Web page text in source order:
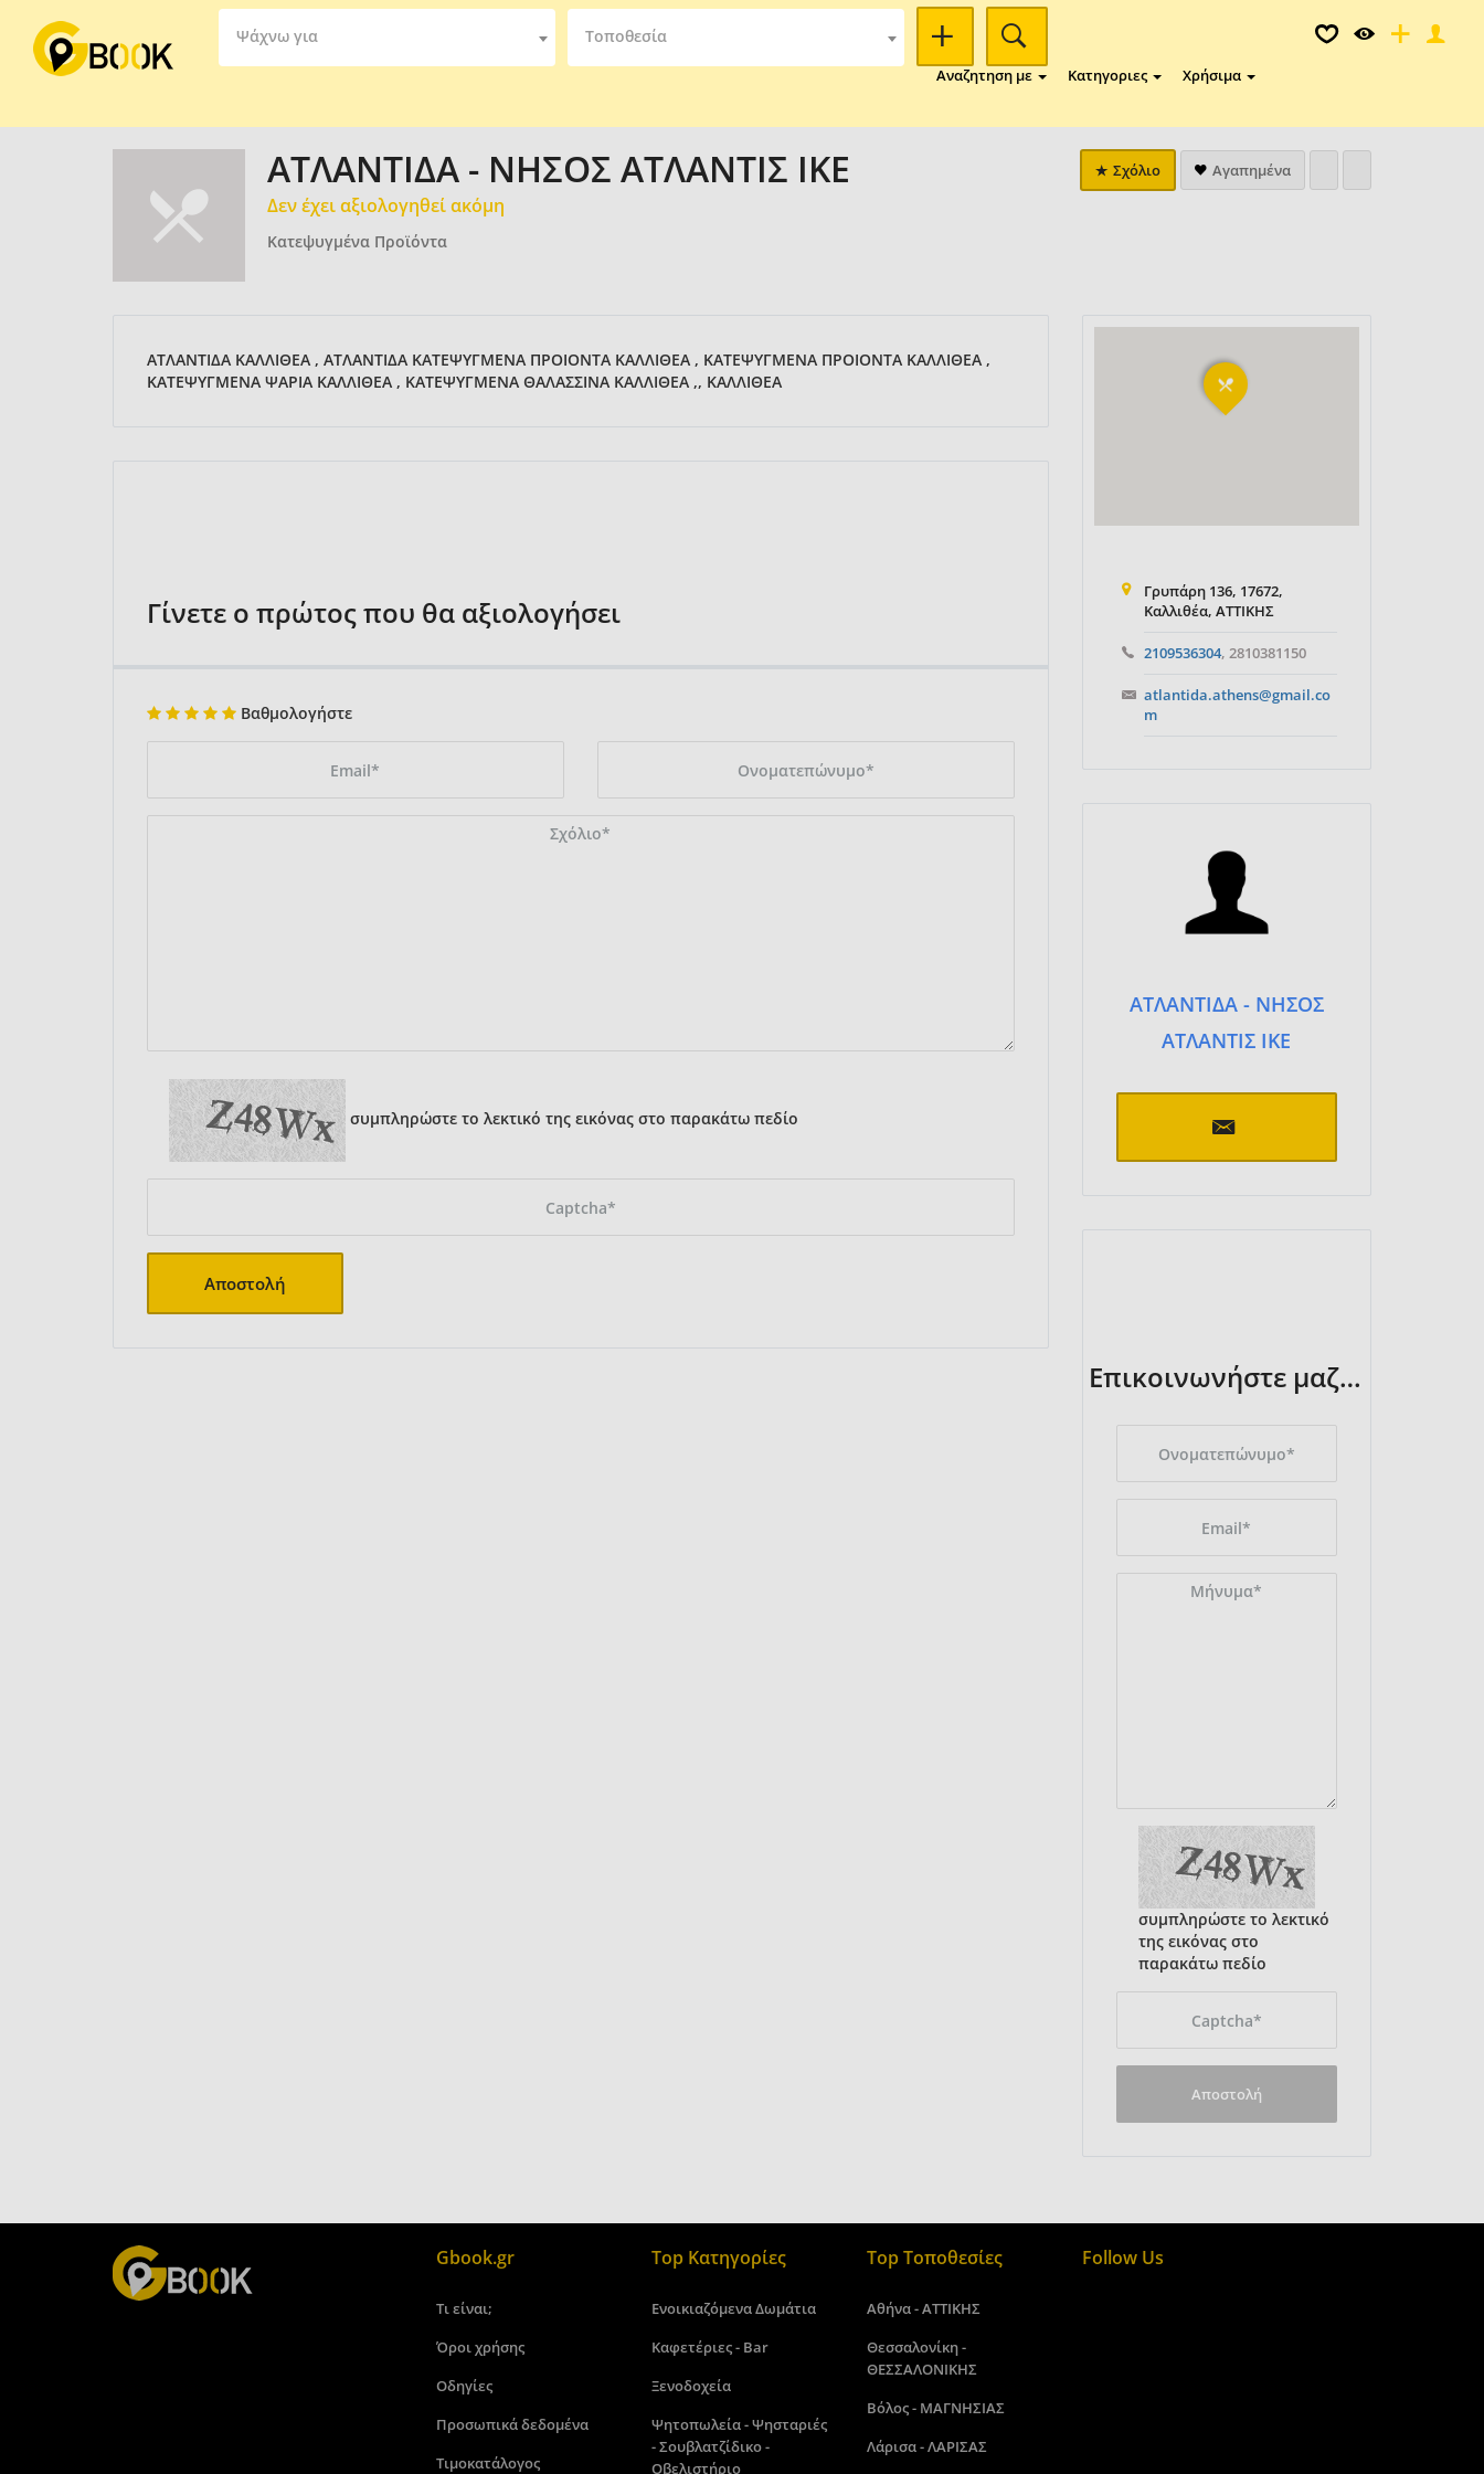
Ψάχνω για Τοποθεσία
Αναζητηση με Κατηγοριες Χρήσιμα
ΑΤΛΑΝΤΙΔΑ - ΝΗΣΟΣ ΑΤΛΑΝΤΙΣ ΙΚΕ
Δεν έχει αξιολογηθεί ακόμη
Κατεψυγμένα Προϊόντα
Σχόλιο Αγαπημένα
ΑΤΛΑΝΤΙΔΑ ΚΑΛΛΙΘΕΑ , ΑΤΛΑΝΤΙΔΑ ΚΑΤΕΨΥΓΜΕΝΑ ΠΡΟΙΟΝΤΑ ΚΑΛΛΙΘΕΑ , ΚΑΤΕΨΥΓΜΕΝΑ ΠΡΟΙΟΝΤΑ ΚΑΛΛΙΘΕΑ ,
ΚΑΤΕΨΥΓΜΕΝΑ ΨΑΡΙΑ ΚΑΛΛΙΘΕΑ , ΚΑΤΕΨΥΓΜΕΝΑ ΘΑΛΑΣΣΙΝΑ ΚΑΛΛΙΘΕΑ ,, ΚΑΛΛΙΘΕΑ
Γίνετε ο πρώτος που θα αξιολογήσει
Βαθμολογήστε
συμπληρώστε το λεκτικό της εικόνας στο παρακάτω πεδίο
Αποστολή
Γρυπάρη 136, 17672,
Καλλιθέα, ΑΤΤΙΚΗΣ
2109536304, 2810381150
atlantida.athens@gmail.co
m
ΑΤΛΑΝΤΙΔΑ - ΝΗΣΟΣ
ΑΤΛΑΝΤΙΣ ΙΚΕ
Επικοινωνήστε μαζί μας
συμπληρώστε το λεκτικό
της εικόνας στο
παρακάτω πεδίο
Αποστολή
Gbook.gr
Τι είναι;
Όροι χρήσης
Οδηγίες
Προσωπικά δεδομένα
Τιμοκατάλογος
Top Κατηγορίες
Ενοικιαζόμενα Δωμάτια
Καφετέριες - Bar
Ξενοδοχεία
Ψητοπωλεία - Ψησταριές
- Σουβλατζίδικο -
Οβελιστήριο
Top Τοποθεσίες
Αθήνα - ΑΤΤΙΚΗΣ
Θεσσαλονίκη -
ΘΕΣΣΑΛΟΝΙΚΗΣ
Βόλος - ΜΑΓΝΗΣΙΑΣ
Λάρισα - ΛΑΡΙΣΑΣ
Follow Us